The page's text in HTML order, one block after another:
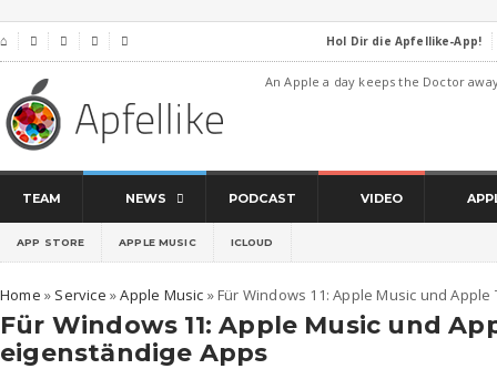
⌂     Hol Dir die Apfellike-App!
An Apple a day keeps the Doctor
TEAM NEWS PODCAST VIDEO
APP STORE APPLE MUSIC ICLOUD
Home » Service »Apple Music » Für Windows 11: Apple Music und
Für Windows 11: Apple Music und
eigenständige Apps